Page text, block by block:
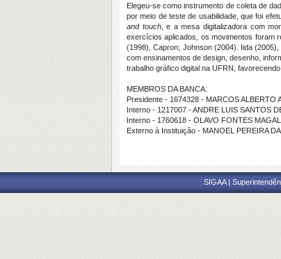
Elegeu-se como instrumento de coleta de
por meio de teste de usabilidade, que foi
and touch, e a mesa digitalizadora com
exercícios aplicados, os movimentos foram
(1998), Capron; Johnson (2004). Iida (2005),
com ensinamentos de design, desenho,
trabalho gráfico digital na UFRN,
MEMBROS DA BANCA:
Presidente - 1674328 - MARCOS ALBERTO
Interno - 1217007 - ANDRE LUIS SANTOS
Interno - 1760618 - OLAVO FONTES
Externo à Instituição - MANOEL PEREIRA
SIGAA |